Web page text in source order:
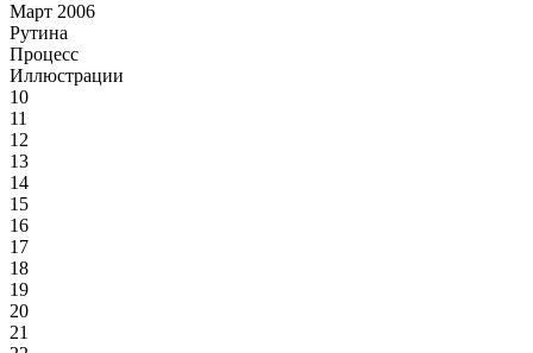
Март 2006
Рутина
Процесс
Иллюстрации
10
11
12
13
14
15
16
17
18
19
20
21